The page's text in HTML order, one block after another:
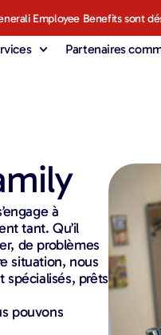
Employee Benefits sont
Partenaires
à
tant. Qu’il
de problèmes
situation, nous
spécialisés, prêts
pouvons